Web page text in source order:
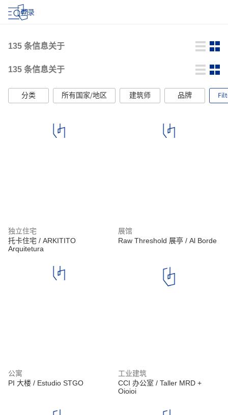
登录
135 条信息关于
135 条信息关于
分类 所有国家/地区 建筑师 品牌
独立住宅
托卡住宅 / ARKITITO
Arquitetura
展馆
Raw Threshold 展亭 / Al Borde
公寓
PI 大楼 / Estudio STGO
工业建筑
CCI 办公室 / Taller MRD +
Oioioi